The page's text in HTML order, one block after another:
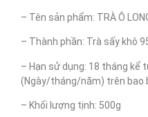
– Tên sản phẩm: TRÀ Ô
– Thành phần: Trà sấy khô
– Hạn sử dụng: 18 tháng kể
(Ngày/tháng/năm) trên bao
– Khối lượng tịnh: 500g